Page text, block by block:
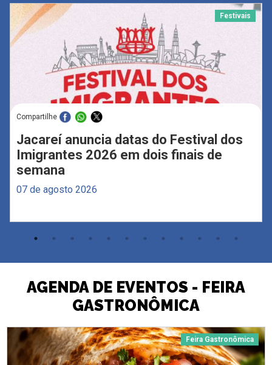
Festivais
Compartilhe
Jacareí anuncia datas do Festival dos
Imigrantes 2026 em dois finais de
semana
07 de agosto 2026
AGENDA DE EVENTOS - FEIRA
GASTRONÔMICA
Feira Gastronômica